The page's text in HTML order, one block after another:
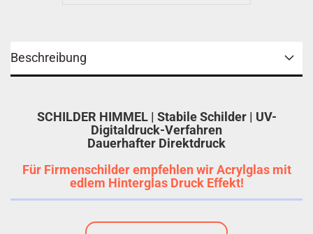
Beschreibung
SCHILDER HIMMEL | Stabile Schilder | UV-
Digitaldruck-Verfahren
Dauerhafter Direktdruck
Für Firmenschilder empfehlen wir Acrylglas mit
edlem Hinterglas Druck Effekt!